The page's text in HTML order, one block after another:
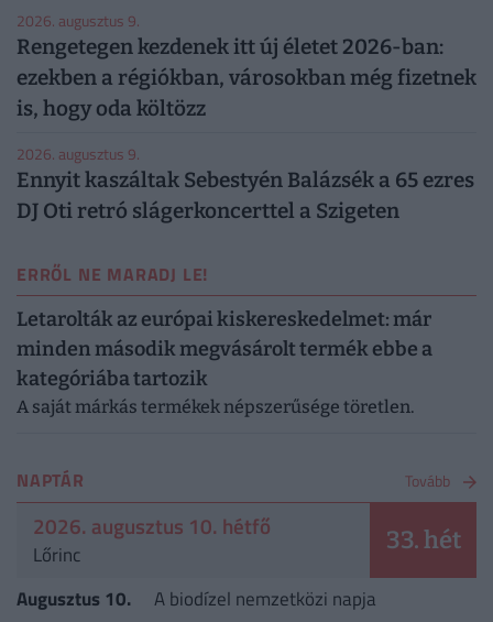
2026. augusztus 9.
Rengetegen kezdenek itt új életet 2026-ban:
ezekben a régiókban, városokban még fizetnek
is, hogy oda költözz
2026. augusztus 9.
Ennyit kaszáltak Sebestyén Balázsék a 65 ezres
DJ Oti retró slágerkoncerttel a Szigeten
ERRŐL NE MARADJ LE!
Letarolták az európai kiskereskedelmet: már
minden második megvásárolt termék ebbe a
kategóriába tartozik
A saját márkás termékek népszerűsége töretlen.
NAPTÁR Tovább
2026. augusztus 10. hétfő
Lőrinc 33. hét
Augusztus 10.
A biodízel nemzetközi napja